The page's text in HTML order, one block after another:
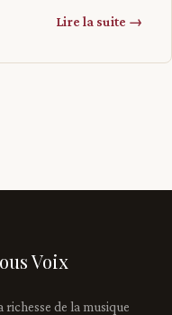
Lire la suite →
Voix
de la musique